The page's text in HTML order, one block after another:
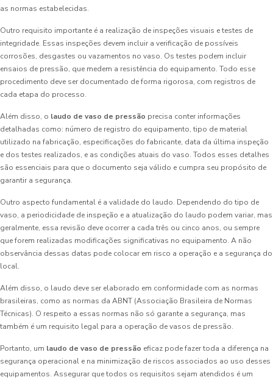
as normas estabelecidas.
Outro requisito importante é a realização de inspeções visuais e testes de
integridade. Essas inspeções devem incluir a verificação de possíveis
corrosões, desgastes ou vazamentos no vaso. Os testes podem incluir
ensaios de pressão, que medem a resistência do equipamento. Todo esse
procedimento deve ser documentado de forma rigorosa, com registros de
cada etapa do processo.
Além disso, o laudo de vaso de pressão precisa conter informações
detalhadas como: número de registro do equipamento, tipo de material
utilizado na fabricação, especificações do fabricante, data da última inspeção
e dos testes realizados, e as condições atuais do vaso. Todos esses detalhes
são essenciais para que o documento seja válido e cumpra seu propósito de
garantir a segurança.
Outro aspecto fundamental é a validade do laudo. Dependendo do tipo de
vaso, a periodicidade de inspeção e a atualização do laudo podem variar, mas
geralmente, essa revisão deve ocorrer a cada três ou cinco anos, ou sempre
que forem realizadas modificações significativas no equipamento. A não
observância dessas datas pode colocar em risco a operação e a segurança do
local.
Além disso, o laudo deve ser elaborado em conformidade com as normas
brasileiras, como as normas da ABNT (Associação Brasileira de Normas
Técnicas). O respeito a essas normas não só garante a segurança, mas
também é um requisito legal para a operação de vasos de pressão.
Portanto, um laudo de vaso de pressão eficaz pode fazer toda a diferença na
segurança operacional e na minimização de riscos associados ao uso desses
equipamentos. Assegurar que todos os requisitos sejam atendidos é um